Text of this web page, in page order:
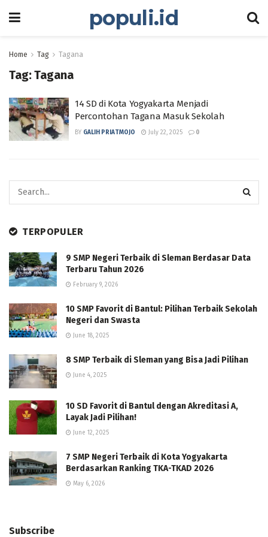
populi.id
Home Tag Tagana
Tag:Tagana
14 SD di Kota Yogyakarta Menjadi
Percontohan Tagana Masuk Sekolah
BY GALIH PRIATMOJO July 22, 2025 0
TERPOPULER
9 SMP Negeri Terbaik di Sleman Berdasar Data
Terbaru Tahun 2026
February 9, 2026
10 SMP Favorit di Bantul: Pilihan Terbaik Sekolah
Negeri dan Swasta
June 18, 2025
8 SMP Terbaik di Sleman yang Bisa Jadi Pilihan
June 4, 2025
10 SD Favorit di Bantul dengan Akreditasi A,
Layak Jadi Pilihan!
June 12, 2025
7 SMP Negeri Terbaik di Kota Yogyakarta
Berdasarkan Ranking TKA-TKAD 2026
May 6, 2026
Subscribe